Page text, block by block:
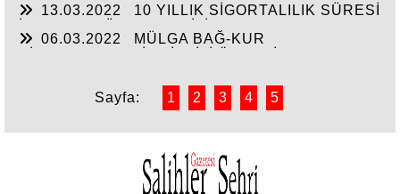
GEREKTİREN HALLER.
13.03.2022
10 YILLIK SİGORTALILIK SÜRESİ
06.03.2022
MÜLGA BAĞ-KUR
Sayfa:
1 2 3 4 5